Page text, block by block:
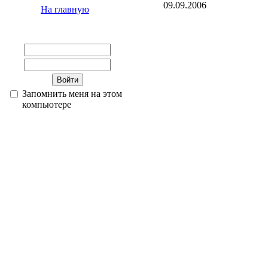
На главную
Запомнить меня на этом
компьютере
09.09.2006